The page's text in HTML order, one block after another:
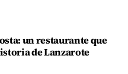
un restaurante que
de Lanzarote